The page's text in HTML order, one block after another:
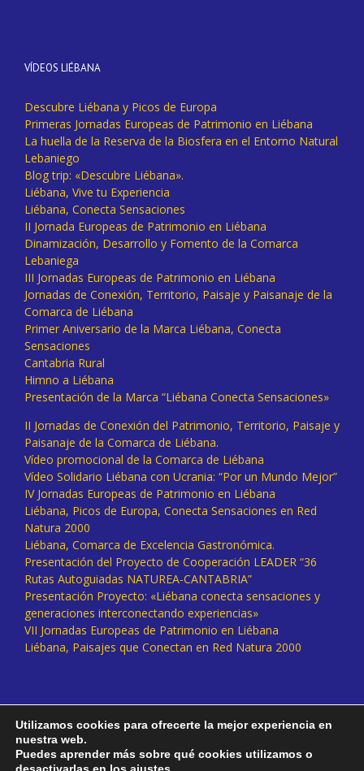
VÍDEOS LIÉBANA
Descubre Liébana y Picos de Europa
Primeras Jornadas Europeas de Patrimonio en Liébana
La huella de la Reserva de la Biosfera en el Entorno Natural
Lebaniego
Blog trip: «Descubre Liébana».
Liébana, Vive tu Experiencia
Liébana, Conecta Sensaciones
II Jornada Europeas de Patrimonio en Liébana
Dinamización, Desarrollo y Fomento de la Comarca
Lebaniega
III Jornadas Europeas de Patrimonio en Liébana
Jornadas de Conexión, Territorio, Paisaje y Paisanaje de la
Comarca de Liébana
Primer Aniversario de la Marca Liébana, Conecta
Sensaciones
Cantabria Rural
Himno a Liébana
Presentación de la Marca “Liébana Conecta Sensaciones»
II Jornadas de Conexión del Patrimonio, Territorio, Paisaje y
Paisanaje de la Comarca de Liébana.
Vídeo promocional de la Comarca de Liébana
Vídeo Solidario Liébana con Ucrania: “Por un Mundo Mejor”
IV Jornadas Europeas de Patrimonio en Liébana
Liébana, Picos de Europa, Conecta Sensaciones en Red
Natura 2000
Liébana, Comarca de Excelencia Gastronómica.
Presentación del Proyecto de Cooperación LEADER “36
Rutas Autoguiadas NATUREA-CANTABRIA”
Presentación Proyecto: «Liébana conecta sensaciones y
generaciones interconectando experiencias»
VII Jornadas Europeas de Patrimonio en Liébana
Liébana, Paisajes que Conectan en Red Natura 2000
Utilizamos cookies para ofrecerte la mejor experiencia en
nuestra web.
Puedes aprender más sobre qué cookies utilizamos o